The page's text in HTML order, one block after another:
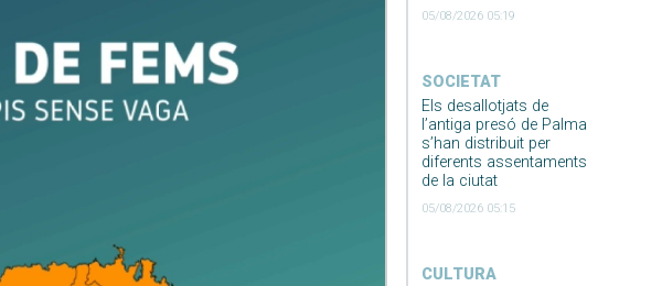
05/08/2026 05:19
SOCIETAT
Els desallotjats de
l’antiga presó de Palma
s’han distribuit per
diferents assentaments
de la ciutat
05/08/2026 05:15
CULTURA